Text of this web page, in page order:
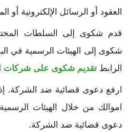
العقود أو الرسائل الإلكترونية أو
قدم شكوى إلى السلطات
شكوى إلى الهيئات الرسمية في
الرابطتقديم شكوى على شركات
ارفع دعوى قضائية ضد الشركة.
اموالك من خلال الهيئات
دعوى قضائية ضد الشركة.